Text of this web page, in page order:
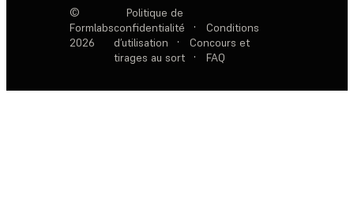
©
Formlabs
2026
Politique de
confidentialité
·
Conditions
d’utilisation
·
Concours et
tirages au sort
· FAQ